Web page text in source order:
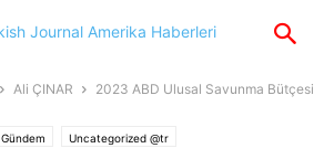
Ali ÇINAR
2023 ABD Ulusal Savunma Bütçesi
Gündem Uncategorized @tr